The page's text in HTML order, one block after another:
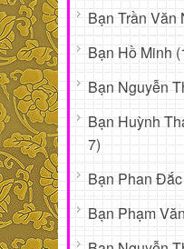
Bạn Trần Văn
Bạn Hồ Minh
Bạn Nguyễn
Bạn Huỳnh
7)
Bạn Phan
Bạn Phạm